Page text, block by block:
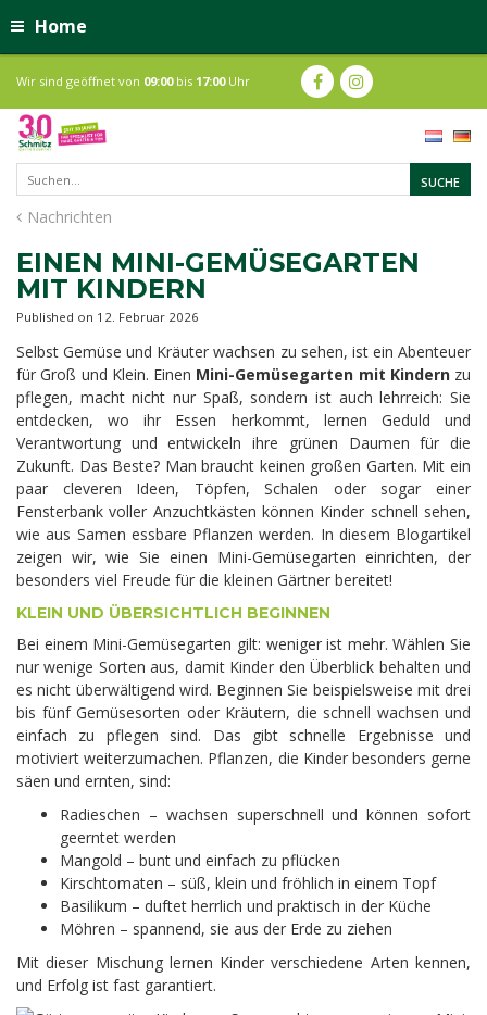
Home
Nachrichten
Wir sind geöffnet von 09:00bis 17:00Uhr
EINEN MINI-GEMÜSEGARTEN
MIT KINDERN
Published on 12. Februar 2026
Selbst Gemüse und Kräuter wachsen zu sehen, ist ein Abenteuer
für Groß und Klein. Einen Mini-Gemüsegarten mit Kindernzu
pflegen, macht nicht nur Spaß, sondern ist auch lehrreich: Sie
entdecken, wo ihr Essen herkommt, lernen Geduld und
Verantwortung und entwickeln ihre grünen Daumen für die
Zukunft. Das Beste? Man braucht keinen großen Garten. Mit ein
paar cleveren Ideen, Töpfen, Schalen oder sogar einer
Fensterbank voller Anzuchtkästen können Kinder schnell sehen,
wie aus Samen essbare Pflanzen werden. In diesem Blogartikel
zeigen wir, wie Sie einen Mini-Gemüsegarten einrichten, der
besonders viel Freude für die kleinen Gärtner bereitet!
KLEIN UND ÜBERSICHTLICH BEGINNEN
Bei einem Mini-Gemüsegarten gilt: weniger ist mehr. Wählen Sie
nur wenige Sorten aus, damit Kinder den Überblick behalten und
es nicht überwältigend wird. Beginnen Sie beispielsweise mit drei
bis fünf Gemüsesorten oder Kräutern, die schnell wachsen und
einfach zu pflegen sind. Das gibt schnelle Ergebnisse und
motiviert weiterzumachen. Pflanzen, die Kinder besonders gerne
säen und ernten, sind:
Radieschen – wachsen superschnell und können sofort
geerntet werden
Mangold – bunt und einfach zu pflücken
Kirschtomaten – süß, klein und fröhlich in einem Topf
Basilikum – duftet herrlich und praktisch in der Küche
Möhren – spannend, sie aus der Erde zu ziehen
Mit dieser Mischung lernen Kinder verschiedene Arten kennen,
und Erfolg ist fast garantiert.